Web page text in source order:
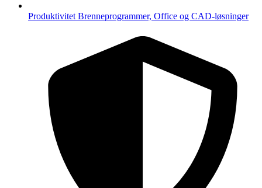
Produktivitet Brenneprogrammer, Office og CAD-løsninger